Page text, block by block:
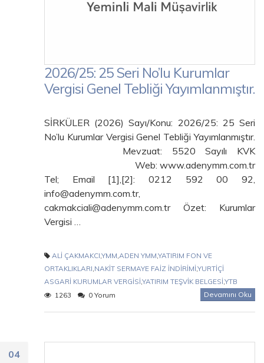
2026/25: 25 Seri No’lu Kurumlar
Vergisi Genel Tebliği Yayımlanmıştır.
SİRKÜLER (2026) Sayı/Konu: 2026/25: 25 Seri
No’lu Kurumlar Vergisi Genel Tebliği Yayımlanmıştır.
Mevzuat: 5520 Sayılı KVK
Web: www.adenymm.com.tr
Tel; Email [1],[2]: 0212 592 00 92,
info@adenymm.com.tr,
cakmakciali@adenymm.com.tr Özet: Kurumlar
Vergisi …
ALİ ÇAKMAKCI YMM ADEN YMM YATIRIM FON VE
ORTAKLIKLARI NAKİT SERMAYE FAİZ İNDİRİMİ YURTİÇİ
ASGARİ KURUMLAR VERGİSİ YATIRIM TEŞVİK BELGESİ YTB
1263
0 Yorum Devamını Oku
04